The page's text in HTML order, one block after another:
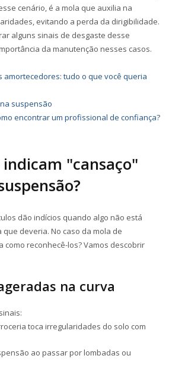
cenário, é a mola que auxilia na
evitando a perda da dirigibilidade.
alguns sinais de desgaste desse
da manutenção nesses casos.
amortecedores: tudo o que você queria
suspensão
encontrar um profissional de confiança?
"cansaço"
dão indícios quando algo não está
deveria. No caso da mola de
como reconhecê-los? Vamos descobrir
na curva
toca irregularidades do solo com
ao passar por lombadas ou